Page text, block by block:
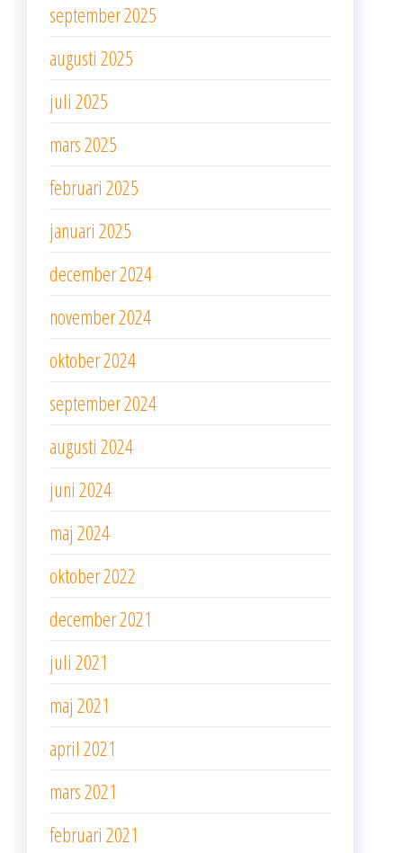
september 2025
augusti 2025
juli 2025
mars 2025
februari 2025
januari 2025
december 2024
november 2024
oktober 2024
september 2024
augusti 2024
juni 2024
maj 2024
oktober 2022
december 2021
juli 2021
maj 2021
april 2021
mars 2021
februari 2021